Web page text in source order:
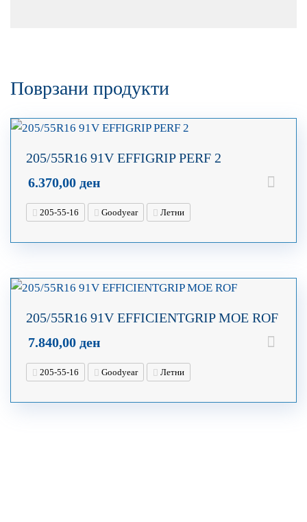
Поврзани продукти
205/55R16 91V EFFIGRIP PERF 2
6.370,00 ден
205-55-16 Goodyear Летни
205/55R16 91V EFFICIENTGRIP MOE ROF
7.840,00 ден
205-55-16 Goodyear Летни